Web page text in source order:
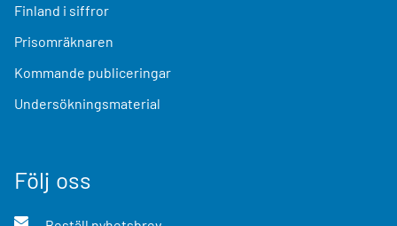
Finland i siffror
Prisomräknaren
Kommande publiceringar
Undersökningsmaterial
Följ oss